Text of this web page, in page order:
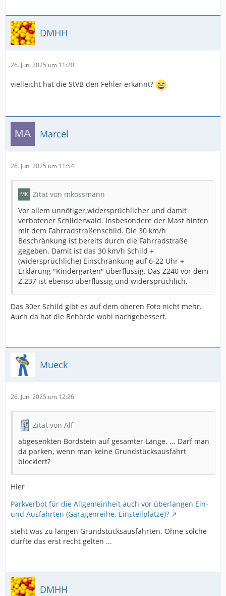
DMHH
26. Juni 2025 um 11:20
vielleicht hat die StVB den Fehler erkannt?
Marcel
26. Juni 2025 um 11:54
Zitat von mkossmann
Vor allem unnötiger,widersprüchlicher und damit
verbotener Schilderwald. Insbesondere der Mast hinten
mit dem Fahrradstraßenschild. Die 30 km/h
Beschränkung ist bereits durch die Fahrradstraße
gegeben. Damit ist das 30 km/h Schild +
(widersprüchliche) Einschränkung auf 6-22 Uhr +
Erklärung "Kindergarten" überflüssig. Das Z240 vor dem
Z.237 ist ebenso überflüssig und widersprüchlich.
Das 30er Schild gibt es auf dem oberen Foto nicht mehr.
Auch da hat die Behörde wohl nachgebessert.
Mueck
26. Juni 2025 um 12:26
Zitat von Alf
abgesenkten Bordstein auf gesamter Länge. ... Darf man
da parken, wenn man keine Grundstücksausfahrt
blockiert?
Hier
Parkverbot für die Allgemeinheit auch vor überlangen Ein-
und Ausfahrten (Garagenreihe, Einstellplätze)?
steht was zu langen Grundstücksausfahrten. Ohne solche
dürfte das erst recht gelten ...
DMHH